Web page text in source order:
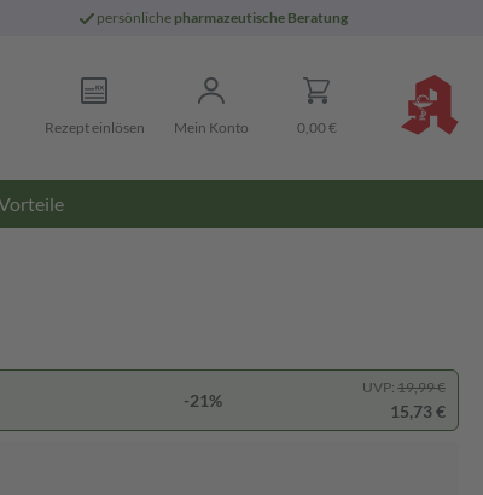
persönliche pharmazeutische Beratung
Rezept einlösen Mein Konto 0,00 €
-21%
UVP: 19,99 €
15,73 €